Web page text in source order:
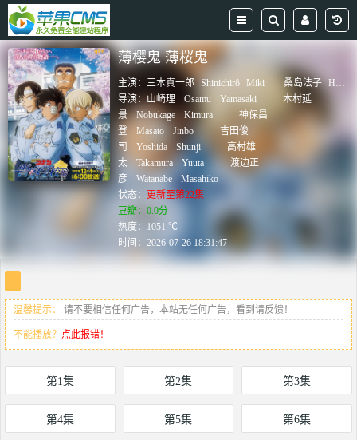
薄樱鬼 薄桜鬼
主演：三木真一郎 Shinichirô Miki 桑岛法子 Houko
导演：山崎理 Osamu Yamasaki
木村延
景
Nobukage Kimura
神保昌
登
Masato Jinbo
吉田俊
司
Yoshida Shunji
高村雄
太
Takamura Yuuta
渡边正
彦
Watanabe
Masahiko
状态： 更新至第22集
豆瓣：0.0分
热度：1051 ℃
时间：2026-07-26 18:31:47
温馨提示： 请不要相信任何广告，本站无任何广告，看到请反馈！
不能播放？ 点此报错！
第1集 第2集 第3集
第4集 第5集 第6集